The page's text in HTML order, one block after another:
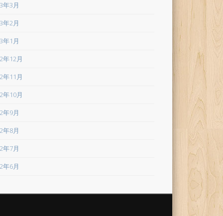
年3月
年2月
年1月
年12月
年11月
年10月
年9月
年8月
年7月
年6月